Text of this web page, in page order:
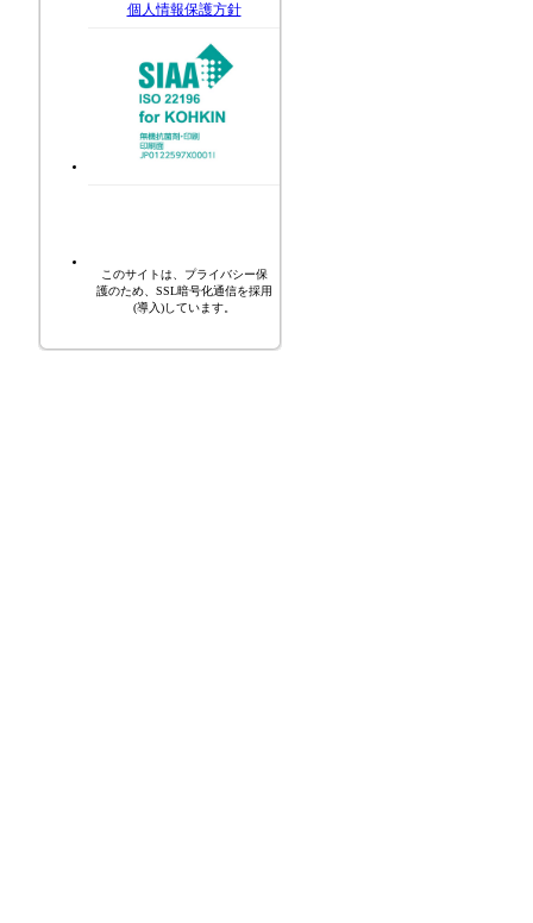
個人情報保護方針
このサイトは、プライバシー保
護のため、SSL暗号化通信を採用
(導入)しています。